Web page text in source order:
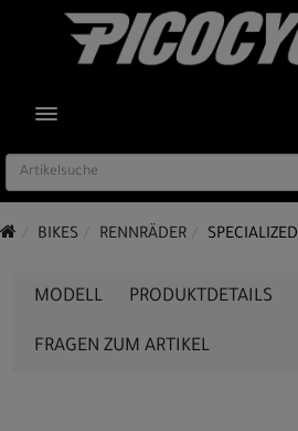
TOGGLE NAVIGATION
BIKES RENNRÄDER SPECIALIZED
MODELL PRODUKTDETAILS
FRAGEN ZUM ARTIKEL